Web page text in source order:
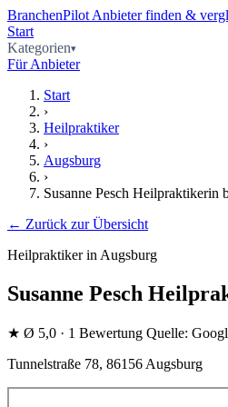
BranchenPilot Anbieter finden &
Start
Kategorien
Für Anbieter
Start
›
Heilpraktiker
›
Augsburg
›
Susanne Pesch Heilpraktikerin
← Zurück zur Übersicht
Heilpraktiker in Augsburg
Susanne Pesch
★ Ø 5,0 · 1 Bewertung Quelle:
Tunnelstraße 78, 86156 Augsburg